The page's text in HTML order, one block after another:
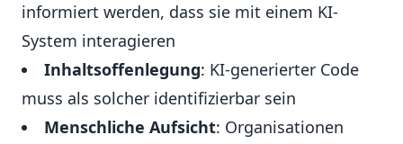
informiert werden, dass sie mit einem KI-
System interagieren
Inhaltsoffenlegung: KI-generierter Code
muss als solcher identifizierbar sein
Menschliche Aufsicht: Organisationen